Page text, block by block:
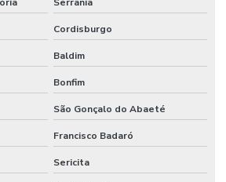
Cordisburgo
Baldim
Bonfim
São Gonçalo do Abaeté
Francisco Badaró
Sericita